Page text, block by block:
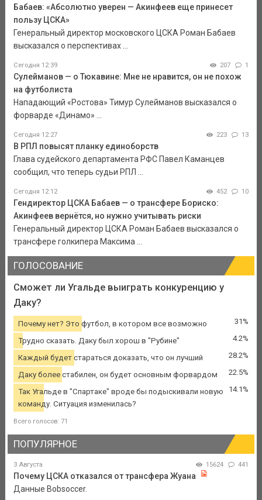
Бабаев: «Абсолютно уверен — Акинфеев еще принесет
пользу ЦСКА»
Генеральный директор московского ЦСКА Роман Бабаев
высказался о перспективах ...
Сегодня 12:39 207 1
Сулейманов — о Тюкавине: Мне не нравится, он не похож
на футболиста
Нападающий «Ростова» Тимур Сулейманов высказался о
форварде «Динамо» ...
Сегодня 12:27 223 13
В РПЛ повысят планку единоборств
Глава судейского департамента РФС Павел Каманцев
сообщил, что теперь судьи РПЛ ...
Сегодня 12:12 452 10
Гендиректор ЦСКА Бабаев — о трансфере Бориско:
Акинфеев вернётся, но нужно учитывать риски
Генеральный директор ЦСКА Роман Бабаев высказался о
трансфере голкипера Максима ...
ГОЛОСОВАНИЕ
Сможет ли Угальде выиграть конкуренцию у
Даку?
Почему нет? Это футбол, в котором все возможно 31%
Трудно сказать. Даку был хорош в "Рубине" 4.2%
Каждый будет стараться доказать, что он лучший 28.2%
Даку более стабилен, он будет основным форвардом 22.5%
Так Угальде в "Спартаке" вроде бы подыскивали новую
команду. Ситуация изменилась?
14.1%
Всего голосов: 71
ПОПУЛЯРНОЕ
3 Августа 15624 441
Почему ЦСКА отказался от трансфера Жуана
Данные Bobsoccer.